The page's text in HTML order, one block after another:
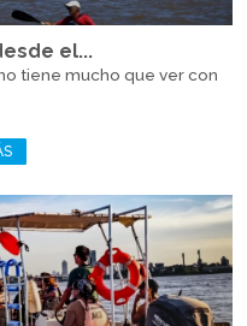
el...
tiene mucho que ver con